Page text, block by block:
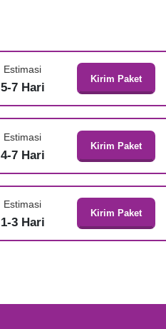
Estimasi
5-7 Hari
Kirim Paket
Estimasi
4-7 Hari
Kirim Paket
Estimasi
1-3 Hari
Kirim Paket